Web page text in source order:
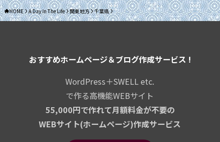
HOME A Day In The Life 関東地方 千葉県
おすすめホームページ＆ブログ作成サービス !
WordPress＋SWELL etc.
で作る高機能WEBサイト
55,000円で作れて月額料金が不要の
WEBサイト(ホームページ)作成サービス